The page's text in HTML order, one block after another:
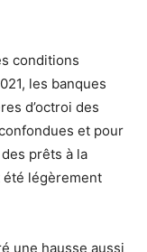
conditions
les banques
d’octroi des
et pour
prêts à la
légèrement
une hausse aussi